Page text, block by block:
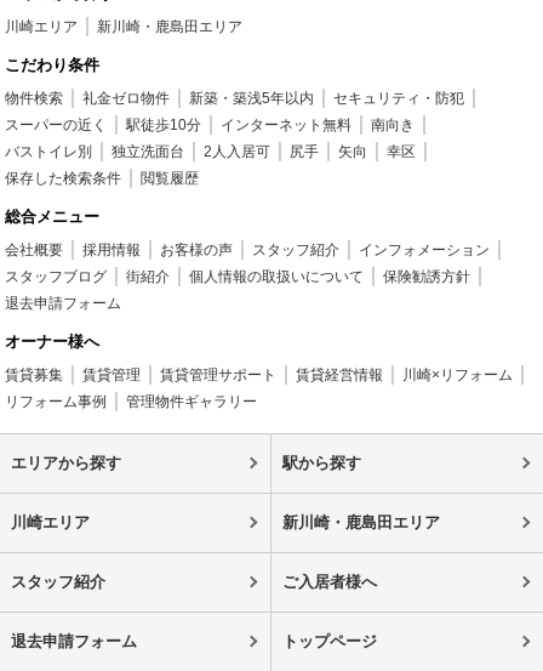
川崎エリア 新川崎・鹿島田エリア
こだわり条件
物件検索 礼金ゼロ物件 新築・築浅5年以内
セキュリティ・防犯
スーパーの近く
駅徒歩10分 インターネット無料
南向き
バストイレ別
独立洗面台 2人入居可 尻手 矢向
幸区
保存した検索条件
閲覧履歴
総合メニュー
会社概要 採用情報 お客様の声 スタッフ紹介
インフォメーション
スタッフブログ
街紹介 個人情報の取扱いについて
保険勧誘方針
退去申請フォーム
オーナー様へ
賃貸募集 賃貸管理 賃貸管理サポート 賃貸経営情報
川崎×リフォーム
リフォーム事例
管理物件ギャラリー
エリアから探す 駅から探す
川崎エリア 新川崎・鹿島田エリア
スタッフ紹介 ご入居者様へ
退去申請フォーム トップページ